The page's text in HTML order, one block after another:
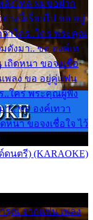
งไหล ผมขอฝาก
างนี้เรื่อยไป ขอ อยู่
ว่าใคร..ใคร พระคุณ
ดังมา.. ขอ องค์เท
ถิดหนา ขอจงเชื่อ
พลง ขอ อยู่คู่แฟน
..ใคร พระคุณผู้ฟัง
า.. ขอ องค์เทวา
นา ขอจงเชื่อใจ ไว้
ดนตรี) (KARAOKE)
รุณ จากแฟน เพลง